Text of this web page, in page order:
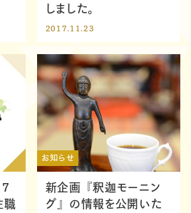
しました。
2017.11.23
職
お知らせ
新企画『釈迦モーニン
グ』の情報を公開いた